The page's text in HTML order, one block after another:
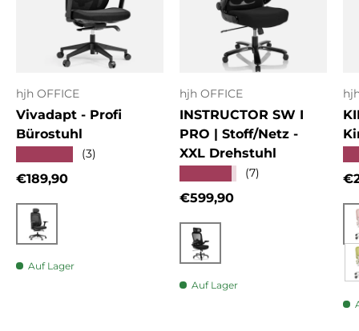
hjh OFFICE
Vivadapt - Profi
Bürostuhl
(3)
Normaler Preis
€189,90
Schwarz
Auf Lager
hjh OFFICE
INSTRUCTOR SW I
PRO | Stoff/Netz -
XXL Drehstuhl
(7)
Normaler Preis
€599,90
Schwarz
Auf Lager